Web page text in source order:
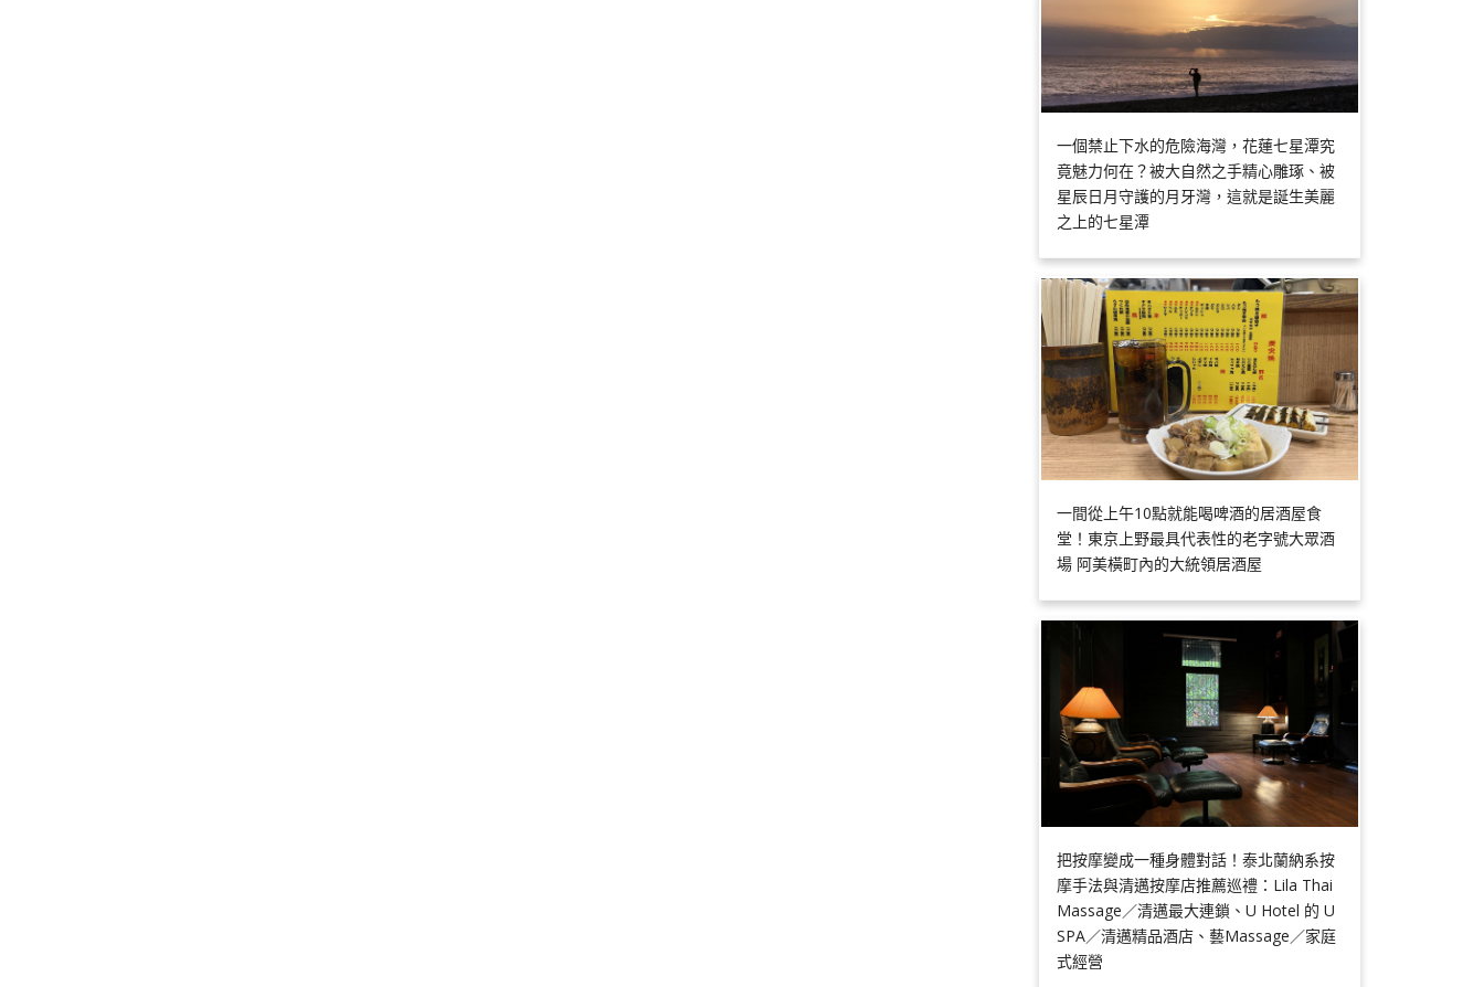
一個禁止下水的危險海灣，花蓮七星潭究
竟魅力何在？被大自然之手精心雕琢、被
星辰日月守護的月牙灣，這就是誕生美麗
之上的七星潭
一間從上午10點就能喝啤酒的居酒屋食
堂！東京上野最具代表性的老字號大眾酒
場 阿美橫町內的大統領居酒屋
把按摩變成一種身體對話！泰北蘭納系按
摩手法與清邁按摩店推薦巡禮：Lila Thai
Massage／清邁最大連鎖、U Hotel 的 U
SPA／清邁精品酒店、藝Massage／家庭
式經營